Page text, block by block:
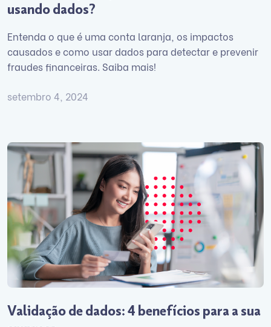
usando dados?
Entenda o que é uma conta laranja, os impactos
causados e como usar dados para detectar e prevenir
fraudes financeiras. Saiba mais!
setembro 4, 2024
Validação de dados: 4 benefícios para a sua